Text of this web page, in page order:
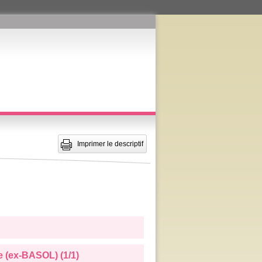
Imprimer le descriptif
BASOL) (1/1)